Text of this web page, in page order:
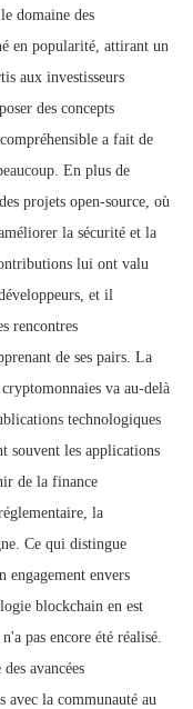
domaine des
en popularité, attirant un
aux investisseurs
des concepts
a fait de
En plus de
projets open-source, où
la sécurité et la
lui ont valu
et il
rencontres
de ses pairs. La
va au-delà
technologiques
souvent les applications
de la finance
la
Ce qui distingue
engagement envers
blockchain en est
pas encore été réalisé.
avancées
avec la communauté au